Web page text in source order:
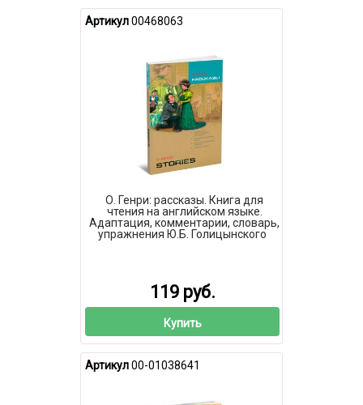
Артикул00468063
О. Генри: рассказы. Книга для
чтения на английском языке.
Адаптация, комментарии, словарь,
упражнения Ю.Б. Голицынского
119 руб.
Купить
Артикул00-01038641